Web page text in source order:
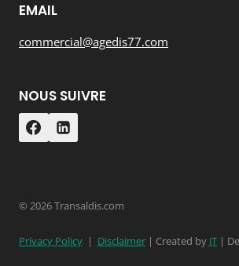
EMAIL
commercial@agedis77.com
NOUS SUIVRE
© 2026 Transaldis.com
Privacy Policy | Disclaimer | Created by JT |